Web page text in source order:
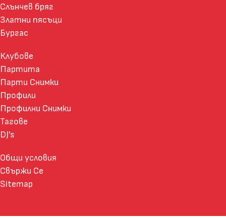
Слънчев бряг
Златни пясъци
Бургас
Клубове
Партита
Парти Снимки
Профили
Профилни Снимки
Тагове
DJ's
Общи условия
Свържи Се
Sitemap